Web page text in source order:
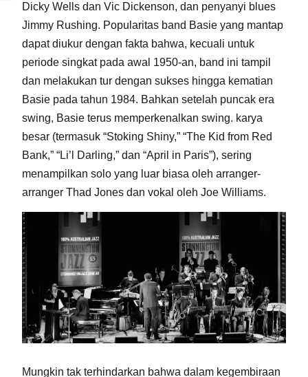
Dicky Wells dan Vic Dickenson, dan penyanyi blues
Jimmy Rushing. Popularitas band Basie yang mantap
dapat diukur dengan fakta bahwa, kecuali untuk
periode singkat pada awal 1950-an, band ini tampil
dan melakukan tur dengan sukses hingga kematian
Basie pada tahun 1984. Bahkan setelah puncak era
swing, Basie terus memperkenalkan swing. karya
besar (termasuk “Stoking Shiny,” “The Kid from Red
Bank,” “Li’l Darling,” dan “April in Paris”), sering
menampilkan solo yang luar biasa oleh arranger-
arranger Thad Jones dan vokal oleh Joe Williams.
Mungkin tak terhindarkan bahwa dalam kegembiraan